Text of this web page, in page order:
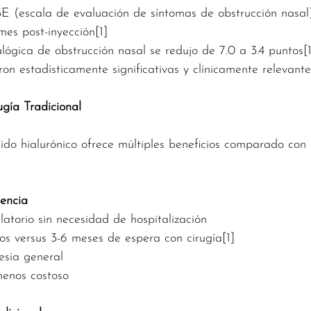
(escala de evaluación de síntomas de obstrucción
post-inyección[1]
de obstrucción nasal se redujo de 7.0 a 3.4
estadísticamente significativas y clínicamente
Tradicional
hialurónico ofrece múltiples beneficios comparado
sin necesidad de hospitalización
versus 3-6 meses de espera con cirugía[1]
general
costoso